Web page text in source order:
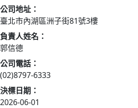
公司地址：
臺北市內湖區洲子街81號3樓
負責人姓名：
郭信德
公司電話：
(02)8797-6333
決標日期：
2026-06-01